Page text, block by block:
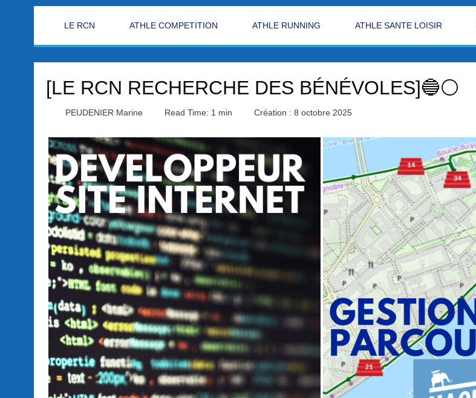
LE RCN ATHLE COMPETITION ATHLE RUNNING ATHLE SANTE LOISIR
[LE RCN RECHERCHE DES BÉNÉVOLES]🔵⚪
PEUDENIER Marine Read Time: 1 min Création : 8 octobre 2025